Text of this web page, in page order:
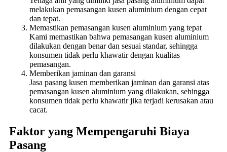
melakukan pemasangan kusen aluminium dengan cepat
dan tepat.
Memastikan pemasangan kusen aluminium yang tepat
Kami memastikan bahwa pemasangan kusen aluminium
dilakukan dengan benar dan sesuai standar, sehingga
konsumen tidak perlu khawatir dengan kualitas
pemasangan.
Memberikan jaminan dan garansi
Jasa pasang kusen memberikan jaminan dan garansi atas
pemasangan kusen aluminium yang dilakukan, sehingga
konsumen tidak perlu khawatir jika terjadi kerusakan atau
cacat.
Faktor yang Mempengaruhi Biaya
Pasang